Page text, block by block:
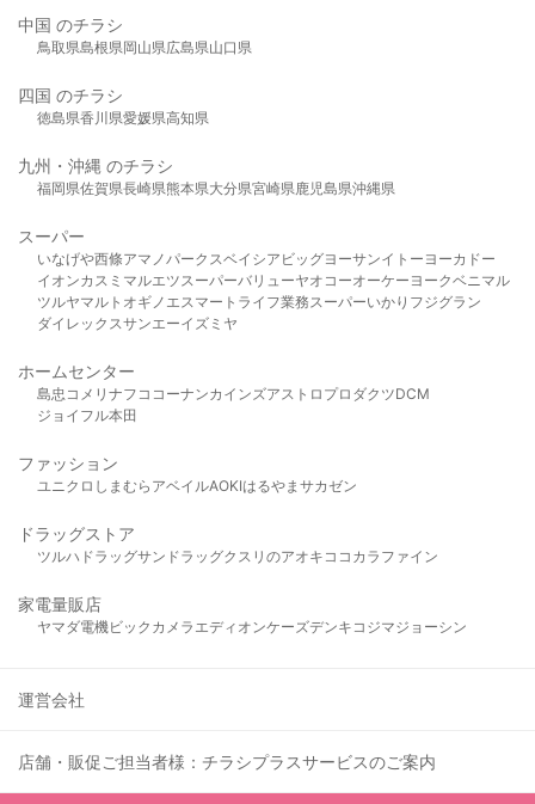
中国 のチラシ
鳥取県島根県岡山県広島県山口県
四国 のチラシ
徳島県香川県愛媛県高知県
九州・沖縄 のチラシ
福岡県佐賀県長崎県熊本県大分県宮崎県鹿児島県沖縄県
スーパー
いなげや西條アマノパークスベイシア ビッグヨーサンイトーヨーカドー
イオンカスミ マルエツスーパーバリューヤオコーオーケー ヨークベニマル
ツルヤマルト オギノ エスマート ライフ業務スーパーいかり フジグラン
ダイレックスサンエーイズミヤ
ホームセンター
島忠 コメリ ナフコ コーナンカインズアストロプロダクツDCM
ジョイフル本田
ファッション
ユニクロ しまむら アベイルAOKIはるやま サカゼン
ドラッグストア
ツルハドラッグサンドラッグクスリのアオキ ココカラファイン
家電量販店
ヤマダ電機ビックカメラ エディオンケーズデンキ コジマジョーシン
運営会社
店舗・販促ご担当者様：チラシプラスサービスのご案内